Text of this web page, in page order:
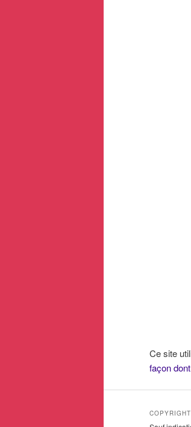
Ce site
façon
COPYRIGHT